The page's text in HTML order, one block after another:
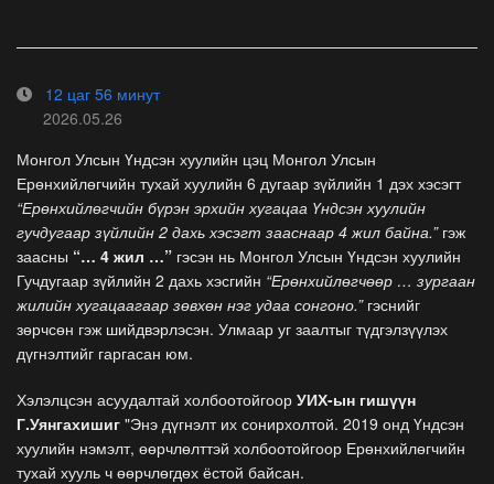
12 цаг 56 минут
2026.05.26
Монгол Улсын Үндсэн хуулийн цэц Монгол Улсын
Ерөнхийлөгчийн тухай хуулийн 6 дугаар зүйлийн 1 дэх хэсэгт
“Ерөнхийлөгчийн бүрэн эрхийн хугацаа Үндсэн хуулийн
гучдугаар зүйлийн 2 дахь хэсэгт зааснаар 4 жил байна.”гэж
заасны “… 4 жил …” гэсэн нь Монгол Улсын Үндсэн хуулийн
Гучдугаар зүйлийн 2 дахь хэсгийн “Ерөнхийлөгчөөр … зургаан
жилийн хугацаагаар зөвхөн нэг удаа сонгоно.”гэснийг
зөрчсөн гэж шийдвэрлэсэн. Улмаар уг заалтыг түдгэлзүүлэх
дүгнэлтийг гаргасан юм.
Хэлэлцсэн асуудалтай холбоотойгоор УИХ-ын гишүүн
Г.Уянгахишиг "Энэ дүгнэлт их сонирхолтой. 2019 онд Үндсэн
хуулийн нэмэлт, өөрчлөлттэй холбоотойгоор Ерөнхийлөгчийн
тухай хууль ч өөрчлөгдөх ёстой байсан.